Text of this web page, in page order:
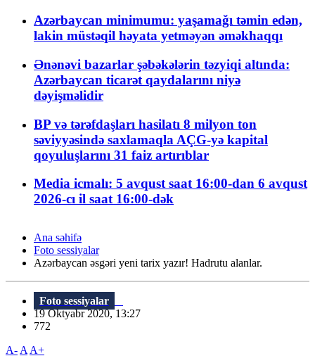
Azərbaycan minimumu: yaşamağı təmin edən,
lakin müstəqil həyata yetməyən əməkhaqqı
Ənənəvi bazarlar şəbəkələrin təzyiqi altında:
Azərbaycan ticarət qaydalarını niyə
dəyişməlidir
BP və tərəfdaşları hasilatı 8 milyon ton
səviyyəsində saxlamaqla AÇG-yə kapital
qoyuluşlarını 31 faiz artırıblar
Media icmalı: 5 avqust saat 16:00-dan 6 avqust
2026-cı il saat 16:00-dək
Ana səhifə
Foto sessiyalar
Azərbaycan əsgəri yeni tarix yazır! Hadrutu alanlar.
Foto sessiyalar
19 Oktyabr 2020, 13:27
772
A- A A+